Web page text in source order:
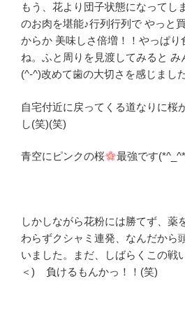
もう、花より団子状態になってし
のお肉を堪能♪行列行列で やっと
からか 美味しさ倍増！！やっぱり
ね。ふと周りを見渡してみると み
(^-^)改めて歯の大切さを感じまし
自宅付近に戻ってくる道なりに桜
し(笑)(笑)
青空にピンクの桜 最強です
しかしながら花粉には勝てず、薬
わらずクシャミ連発、なんだから
いました。まだ、しばらくこの戦
＜) 負けるもんかっ！！(笑)
佐藤